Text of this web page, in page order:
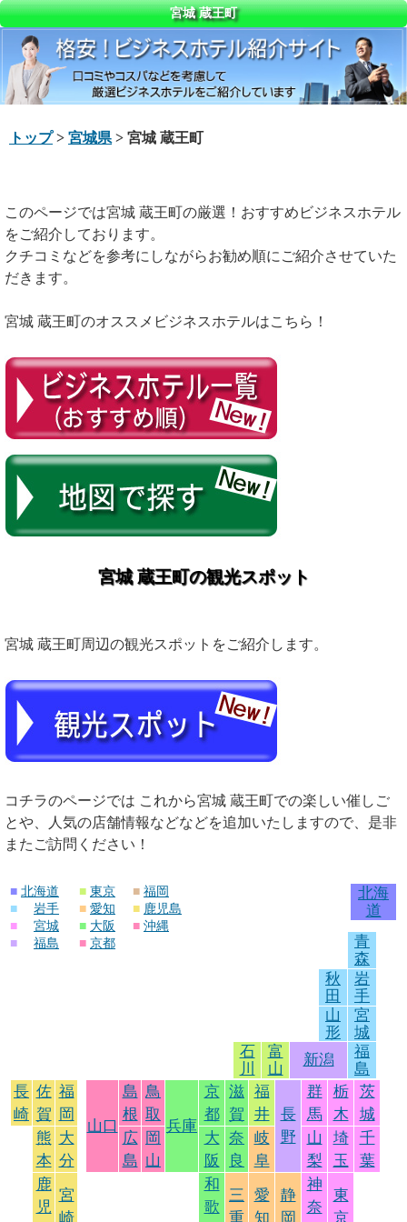
宮城 蔵王町
トップ> 宮城県 > 宮城 蔵王町
このページでは宮城 蔵王町の厳選！おすすめビジネスホテル
をご紹介しております。
クチコミなどを参考にしながらお勧め順にご紹介させていた
だきます。
宮城 蔵王町のオススメビジネスホテルはこちら！
宮城 蔵王町の観光スポット
宮城 蔵王町周辺の観光スポットをご紹介します。
コチラのページでは これから宮城 蔵王町での楽しい催しご
とや、人気の店舗情報などなどを追加いたしますので、是非
またご訪問ください！
■ 北海道
■
岩手
■
宮城
■
福島
■ 東京
■ 愛知
■ 大阪
■ 京都
■ 福岡
■ 鹿児島
■ 沖縄
北海
道
青
森
秋
田
岩
手
山
形
宮
城
石
川
富
山
新潟
福
島
長
崎
佐
賀
福
岡
山口
島
根
鳥
取
兵庫
京
都
滋
賀
福
井
長
野
群
馬
栃
木
茨
城
熊
本
大
分
広
島
岡
山
大
阪
奈
良
岐
阜
山
梨
埼
玉
千
葉
鹿
児
宮
崎
和
歌
三
重
愛
知
静
岡
神
奈
東
京